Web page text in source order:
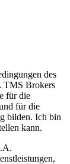
des
Brokers
für die
für die
bilden. Ich bin
kann.